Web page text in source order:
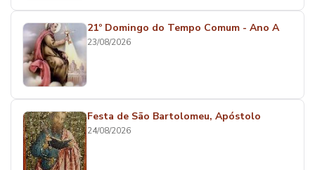
21º Domingo do Tempo Comum - Ano A
23/08/2026
Festa de São Bartolomeu, Apóstolo
24/08/2026